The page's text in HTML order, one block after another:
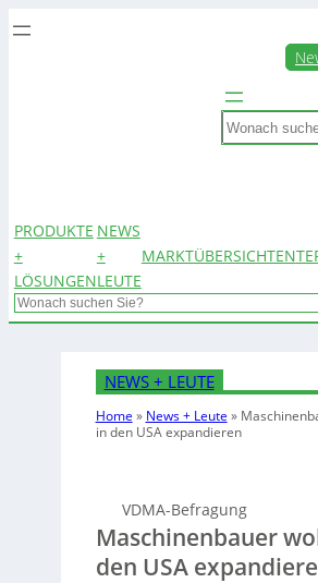
Search
PRODUKTE
+
LÖSUNGEN
NEWS
+
LEUTE
MARKTÜBERSICHTEN
Search
NEWS + LEUTE
Home » News + Leute »
in den USA expandieren
VDMA-Befragung
Maschinenbauer
den USA